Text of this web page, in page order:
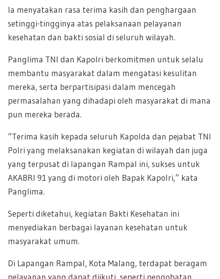
Ia menyatakan rasa terima kasih dan penghargaan
setinggi-tingginya atas pelaksanaan pelayanan
kesehatan dan bakti sosial di seluruh wilayah.
Panglima TNI dan Kapolri berkomitmen untuk selalu
membantu masyarakat dalam mengatasi kesulitan
mereka, serta berpartisipasi dalam mencegah
permasalahan yang dihadapi oleh masyarakat di mana
pun mereka berada.
“Terima kasih kepada seluruh Kapolda dan pejabat TNI
Polri yang melaksanakan kegiatan di wilayah dan juga
yang terpusat di lapangan Rampal ini, sukses untuk
AKABRI 91 yang di motori oleh Bapak Kapolri,” kata
Panglima.
Seperti diketahui, kegiatan Bakti Kesehatan ini
menyediakan berbagai layanan kesehatan untuk
masyarakat umum.
Di Lapangan Rampal, Kota Malang, terdapat beragam
pelayanan yang dapat diikuti, seperti pengobatan